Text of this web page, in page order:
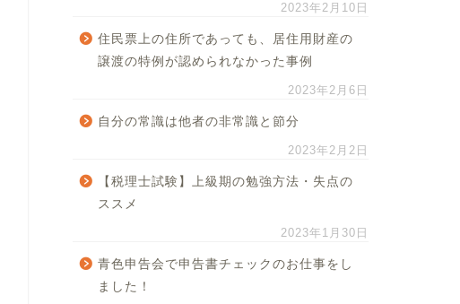
2023年2月10日
住民票上の住所であっても、居住用財産の
譲渡の特例が認められなかった事例
2023年2月6日
自分の常識は他者の非常識と節分
2023年2月2日
【税理士試験】上級期の勉強方法・失点の
ススメ
2023年1月30日
青色申告会で申告書チェックのお仕事をし
ました！